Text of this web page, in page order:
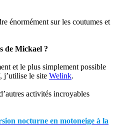
énormément sur les coutumes et
de Mickael ?
et le plus simplement possible
j’utilise le site Welink.
activités incroyables
nocturne en motoneige à la